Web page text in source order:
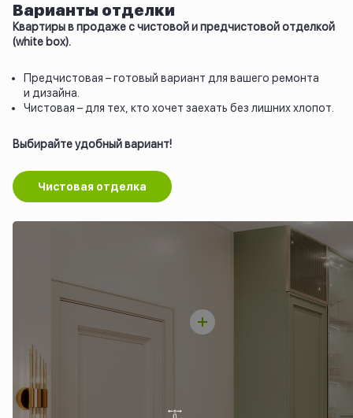
Варианты отделки
Квартиры в продаже с чистовой и предчистовой отделкой
(white box).
Предчистовая – готовый вариант для вашего ремонта
и дизайна.
Чистовая – для тех, кто хочет заехать без лишних хлопот.
Выбирайте удобный вариант!
Чистовая отделка